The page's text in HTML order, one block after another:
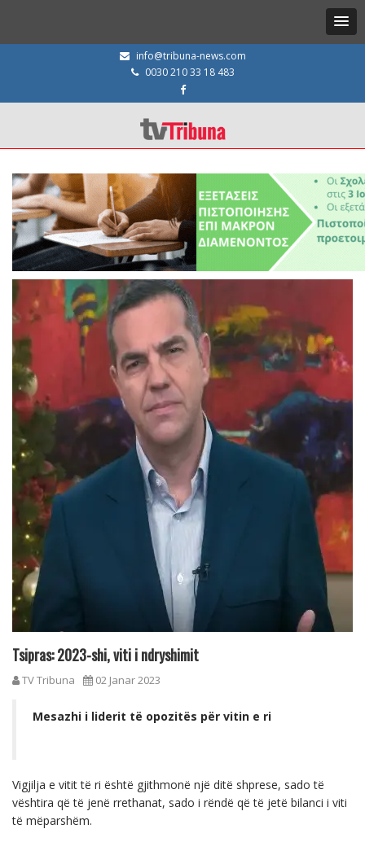
info@tribuna-news.com
0030 210 33 18 483
Tsipras: 2023-shi, viti i ndryshimit
TV Tribuna 02 Janar 2023
Mesazhi i liderit të opozitës për vitin e ri
Vigjilja e vitit të ri është gjithmonë një ditë shprese, sado të
vështira që të jenë rrethanat, sado i rëndë që të jetë bilanci i viti
të mëparshëm.